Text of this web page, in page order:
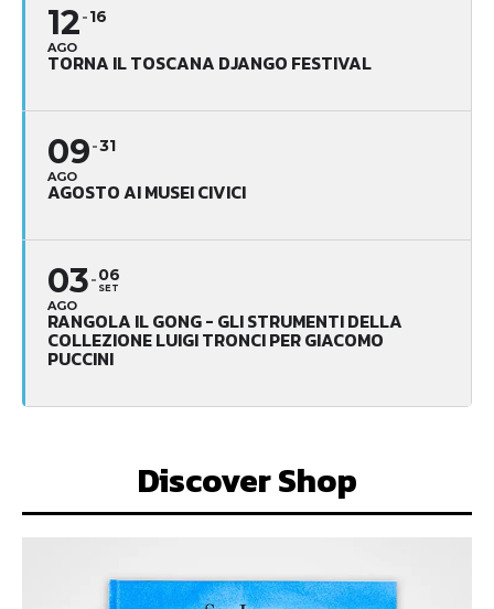
12
AGO
16
TORNA IL TOSCANA DJANGO FESTIVAL
09
AGO
31
AGOSTO AI MUSEI CIVICI
03
AGO
06
SET
RANGOLA IL GONG - GLI STRUMENTI DELLA
COLLEZIONE LUIGI TRONCI PER GIACOMO
PUCCINI
Discover Shop